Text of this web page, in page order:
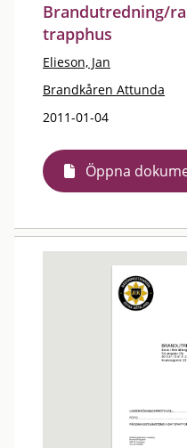
Brandutredning/
trapphus
Elieson, Jan
Brandkåren Attunda
2011-01-04
Öppna